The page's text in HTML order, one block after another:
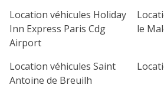
Location véhicules Holiday
Inn Express Paris Cdg
Airport
le
Location véhicules Saint
Antoine de Breuilh